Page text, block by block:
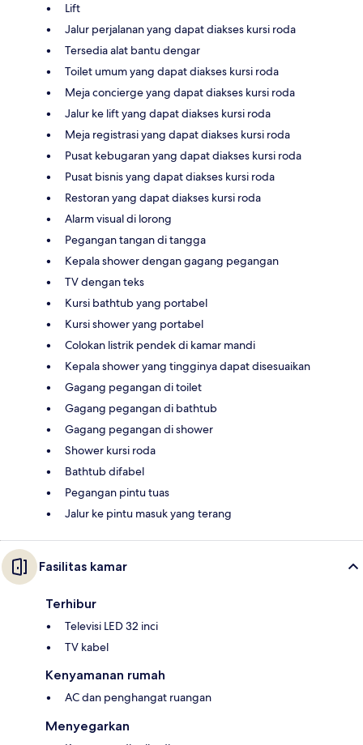
Lift
Jalur perjalanan yang dapat diakses kursi roda
Tersedia alat bantu dengar
Toilet umum yang dapat diakses kursi roda
Meja concierge yang dapat diakses kursi roda
Jalur ke lift yang dapat diakses kursi roda
Meja registrasi yang dapat diakses kursi roda
Pusat kebugaran yang dapat diakses kursi roda
Pusat bisnis yang dapat diakses kursi roda
Restoran yang dapat diakses kursi roda
Alarm visual di lorong
Pegangan tangan di tangga
Kepala shower dengan gagang pegangan
TV dengan teks
Kursi bathtub yang portabel
Kursi shower yang portabel
Colokan listrik pendek di kamar mandi
Kepala shower yang tingginya dapat disesuaikan
Gagang pegangan di toilet
Gagang pegangan di bathtub
Gagang pegangan di shower
Shower kursi roda
Bathtub difabel
Pegangan pintu tuas
Jalur ke pintu masuk yang terang
Fasilitas kamar
Terhibur
Televisi LED 32 inci
TV kabel
Kenyamanan rumah
AC dan penghangat ruangan
Menyegarkan